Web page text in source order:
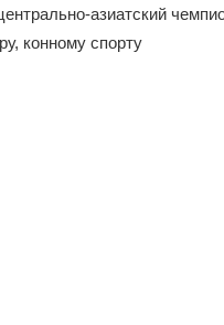
азиатский
конному спорту